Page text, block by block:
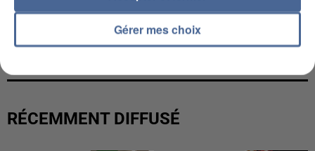
GABRIEL ATTAL ET RAPHAËL GLUCKSMANN
VISÉS PAR DES INGÉRENCES...
RÉCEMMENT DIFFUSÉ
Gérer mes choix